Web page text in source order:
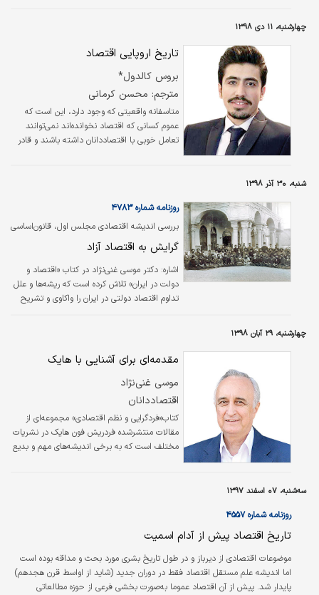
همین نظریات تا بن دندان چپ، بنیان بسیاری از
قوانین اساسی جمهوری اسلامی شد. اما بنی‌صدر
در دولت بازرگان چه می‌کرد و آیا حضور او در
دولت موقت، به معنای هم‌فکری او و مهندس
بازرگان در اقتصاد و سیاست بود؟ آیا می‌توان
بازرگان را لیبرال…
چهارشنبه، ۱۱ دی ۱۳۹۸
تاریخ اروپایی اقتصاد
بروس کالدول*
مترجم: محسن کرمانی
متاسفانه واقعیتی که وجود دارد، این است که
عموم کسانی که اقتصاد نخوانده‌اند نمی‌توانند
تعامل خوبی با اقتصاددانان داشته باشند و قادر
نمی‌کنند. اقتصاددانان گاهی سوالاتی را مطرح
می‌کنند یا درخصوص برخی مسائل چنان با تردید
نگاه می‌کنند که نمی‌توان در دیگر افراد این قضیه
را مشاهده کرد. اما کاپیتالیسم یا سرمایه‌داری
موضوعی نبوده که…
شنبه، ۳۰ آذر ۱۳۹۸
بررسی اندیشه اقتصادی مجلس اول، قانون‌اساسی
و متمم آن
روزنامه شماره ۴۷۸۳
گرایش به اقتصاد آزاد
اشاره: دکتر موسی غنی‌نژاد در کتاب «اقتصاد و
دولت در ایران» تلاش کرده است که ریشه‌ها و علل
تداوم اقتصاد دولتی در ایران را واکاوی و تشریح
گرایش کلی مجلس اول مشروطه، از نظر فلسفه
سیاسی اقتصاد آزاد بوده است.
چهارشنبه، ۲۹ آبان ۱۳۹۸
مقدمه‌ای برای آشنایی با هایک
موسی غنی‌نژاد
اقتصاددانان
کتاب«فردگرایی و نظم اقتصادی» مجموعه‌ای از
مقالات منتشرشده فردریش فون هایک در نشریات
مختلف است که به برخی اندیشه‌های مهم و بدیع
روشنگری دو نظریه متفاوت فردگرایی مبتنی بر دو
نگاه متفاوت فلسفی شکل گرفت. هر دو در درجه
اول بر اهمیت فرد تاکید داشتند و به این اعتبار
به فردگرایی …
سه‌شنبه، ۰۷ اسفند ۱۳۹۷
روزنامه شماره ۴۵۵۷
تاریخ اقتصاد پیش از آدام اسمیت
موضوعات اقتصادی از دیرباز و در طول تاریخ بشری مورد بحث و مداقه بوده است
اما اندیشه علم مستقل اقتصاد فقط در دوران جدید (شاید از اواسط قرن هجدهم)
پایدار شد. پیش از آن اقتصاد عموما به‌صورت بخشی فرعی از حوزه مطالعاتی